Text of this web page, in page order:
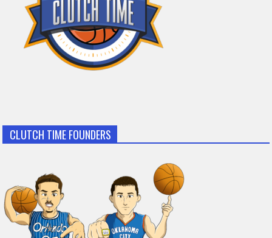
CLUTCH TIME FOUNDERS